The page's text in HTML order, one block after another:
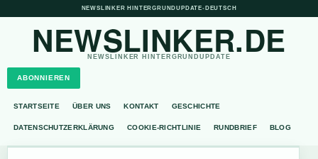
NEWSLINKER HINTERGRUNDUPDATE• DEUTSCH
NEWSLINKER.DE
NEWSLINKER HINTERGRUNDUPDATE
ABONNIEREN
STARTSEITE ÜBER UNS KONTAKT GESCHICHTE
DATENSCHUTZERKLÄRUNG COOKIE-RICHTLINIE RUNDBRIEF BLOG